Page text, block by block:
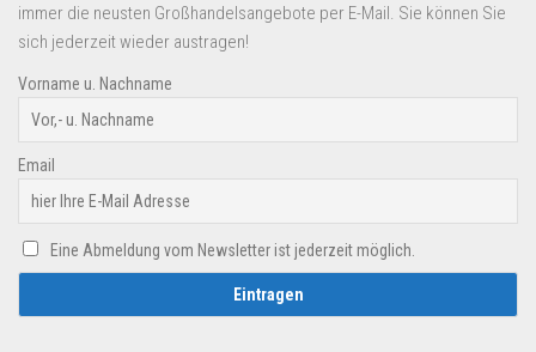
immer die neusten Großhandelsangebote per E-Mail. Sie können Sie
sich jederzeit wieder austragen!
Vorname u. Nachname
Email
Eine Abmeldung vom Newsletter ist jederzeit möglich.